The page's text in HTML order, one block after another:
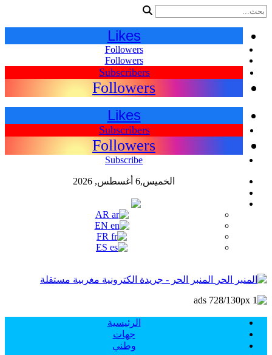
Likes
Followers
Followers
Subscribers
Followers
Likes
Subscribers
Followers
Subscribe
الخميس,6 أغسطس, 2026
AR
EN
FR
ES
المنبر الحر - جريدة الكترونية مغربية مستقلة
الرئيسية
جهات
وطني